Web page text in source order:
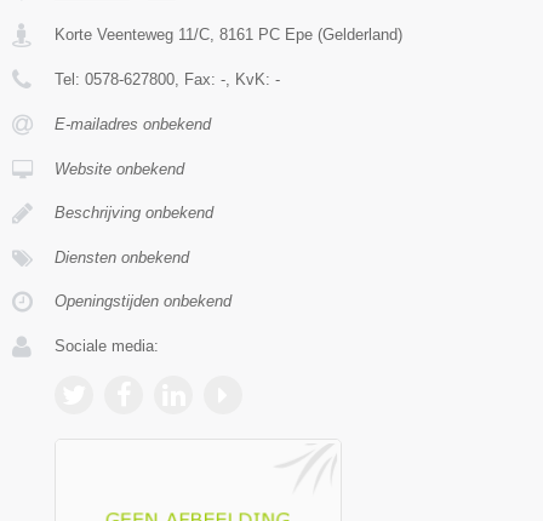
Korte Veenteweg 11/C 8161 PC Epe (Gelderland)
Tel: 0578-627800 , Fax: - , KvK: -
E-mailadres onbekend
Website onbekend
Beschrijving onbekend
Diensten onbekend
Openingstijden onbekend
Sociale media: